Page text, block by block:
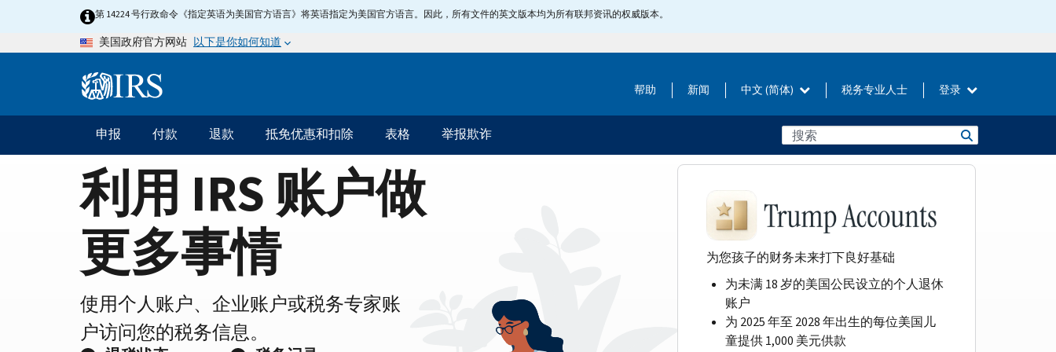
Page
第 14224 号行政命令《指定英语为美国官方语言》将英语指定为美国官方语言。因此，所有文件的英文版本均为所有联邦资讯的权威版本。
美国政府官方网站 以下是你如何知道
Information 帮助 新闻 中文 (简体) 税务专业人士 登录
主
要
导
航
申报 付款 退款 抵免优惠和扣除 表格 举报欺诈
利用 IRS 账户做
更多事情
使用个人账户、企业账户或税务专家账
户访问您的税务信息。
为您孩子的财务未来打下良好基础
为未满 18 岁的美国公民设立的个人退休
账户
为 2025 年至 2028 年出生的每位美国儿
童提供 1,000 美元供款